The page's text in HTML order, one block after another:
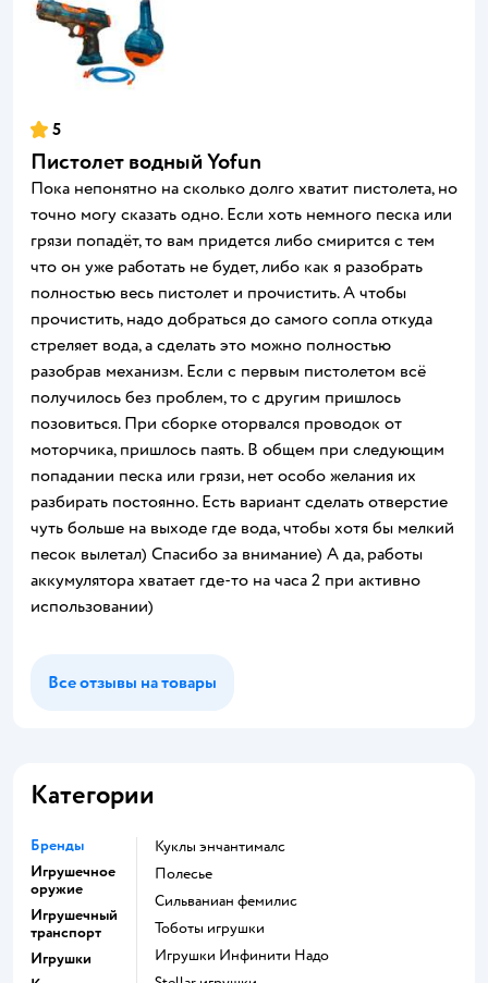
5
Пистолет водный Yofun
Пока непонятно на сколько долго хватит пистолета, но
точно могу сказать одно. Если хоть немного песка или
грязи попадёт, то вам придется либо смирится с тем
что он уже работать не будет, либо как я разобрать
полностью весь пистолет и прочистить. А чтобы
прочистить, надо добраться до самого сопла откуда
стреляет вода, а сделать это можно полностью
разобрав механизм. Если с первым пистолетом всё
получилось без проблем, то с другим пришлось
позовиться. При сборке оторвался проводок от
моторчика, пришлось паять. В общем при следующим
попадании песка или грязи, нет особо желания их
разбирать постоянно. Есть вариант сделать отверстие
чуть больше на выходе где вода, чтобы хотя бы мелкий
песок вылетал) Спасибо за внимание) А да, работы
аккумулятора хватает где-то на часа 2 при активно
использовании)
Все отзывы на товары
Категории
Бренды
Игрушечное
оружие
Игрушечный
транспорт
Игрушки
Куклы энчантималс
Полесье
Сильваниан фемилис
Тоботы игрушки
Игрушки Инфинити Надо